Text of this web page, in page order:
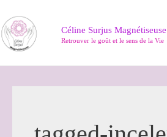
Céline Surjus Magnétiseuse
Retrouver le goût et le sens de la Vie